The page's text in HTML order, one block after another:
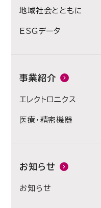
地域社会とともに
ESGデータ
事業紹介
エレクトロニクス
医療・精密機器
お知らせ
お知らせ